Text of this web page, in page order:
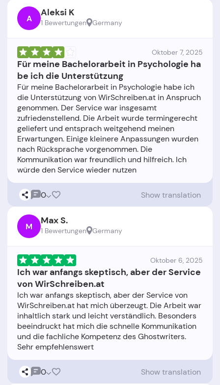
A Aleksi K
1 Bewertungen Germany
Oktober 7, 2025
Für meine Bachelorarbeit in Psychologie ha
be ich die Unterstützung
Für meine Bachelorarbeit in Psychologie habe ich
die Unterstützung von WirSchreiben.at in Anspruch
genommen. Der Service war insgesamt
zufriedenstellend. Die Arbeit wurde termingerecht
geliefert und entsprach weitgehend meinen
Erwartungen. Einige kleinere Anpassungen wurden
nach Rücksprache vorgenommen. Die
Kommunikation war freundlich und hilfreich. Ich
0 Show translation
M Max S.
1 Bewertungen Germany
Oktober 6, 2025
Ich war anfangs skeptisch, aber der Service
von WirSchreiben.at
Ich war anfangs skeptisch, aber der Service von
WirSchreiben.at hat mich überzeugt. Die Arbeit war
inhaltlich stark und leicht verständlich. Besonders
beeindruckt hat mich die schnelle Kommunikation
und die fachliche Kompetenz des Ghostwriters.
0 Show translation